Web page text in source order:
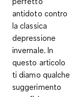
antidoto contro
la classica
depressione
invernale. In
questo articolo
ti diamo qualche
suggerimento